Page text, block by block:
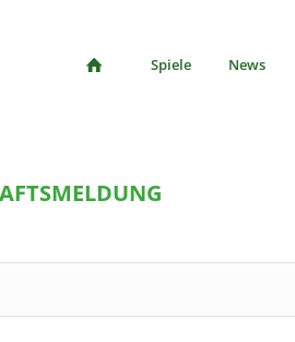
Spiele News